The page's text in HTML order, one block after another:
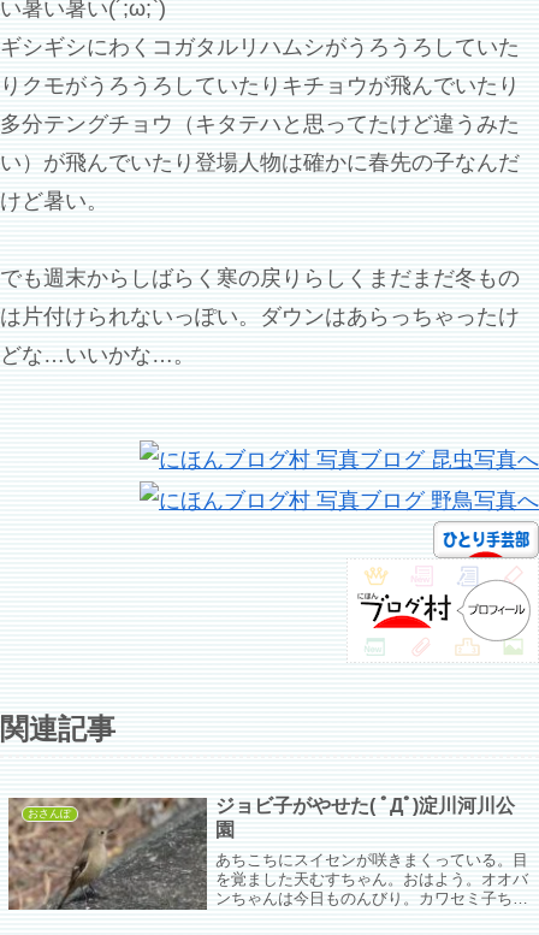
い暑い暑い(´;ω;`)
ギシギシにわくコガタルリハムシがうろうろしていた
りクモがうろうろしていたりキチョウが飛んでいたり
多分テングチョウ（キタテハと思ってたけど違うみた
い）が飛んでいたり登場人物は確かに春先の子なんだ
けど暑い。
でも週末からしばらく寒の戻りらしくまだまだ冬もの
は片付けられないっぽい。ダウンはあらっちゃったけ
どな…いいかな…。
関連記事
おさんぽ
ジョビ子がやせた( ﾟДﾟ)淀川河川公
園
あちこちにスイセンが咲きまくっている。目
を覚ました天むすちゃん。おはよう。オオバ
ンちゃんは今日ものんびり。カワセミ子ちゃ